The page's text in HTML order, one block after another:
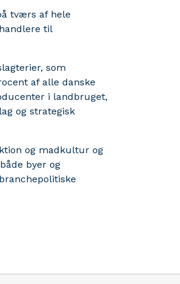
tværs af hele
til
som
af alle danske
i landbruget,
og strategisk
og madkultur og
byer og